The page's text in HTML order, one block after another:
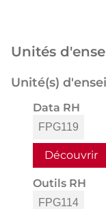
Unités
Unité(s)
Data RH
FPG119
Découvrir
Outils RH
FPG114